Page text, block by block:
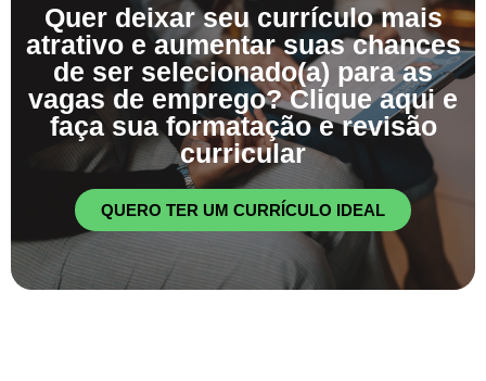
Quer deixar seu currículo mais
atrativo e aumentar suas chances
de ser selecionado(a) para as
vagas de emprego? Clique aqui e
faça sua formatação e revisão
curricular
QUERO TER UM CURRÍCULO IDEAL